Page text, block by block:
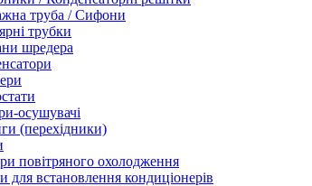
труба / Сифони
трубки
шредера
осушувачі
(перехідники)
повітряного охолодження
встановлення кондиціонерів